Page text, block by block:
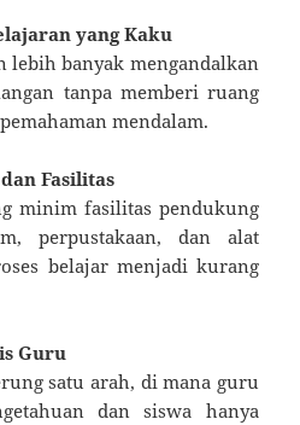
yang Kaku
lebih banyak mengandalkan
tanpa memberi ruang
mendalam.
Fasilitas
minim fasilitas pendukung
perpustakaan, dan alat
belajar menjadi kurang
Guru
satu arah, di mana guru
dan siswa hanya